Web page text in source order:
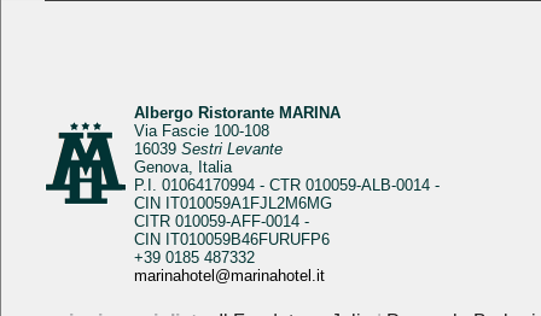
Albergo Ristorante MARINA
Via Fascie 100-108
16039 Sestri Levante
Genova, Italia
P.I. 01064170994 - CTR 010059-ALB-0014 -
CIN IT010059A1FJL2M6MG
CITR 010059-AFF-0014 -
CIN IT010059B46FURUFP6
+39 0185 487332
marinahotel@marinahotel.it